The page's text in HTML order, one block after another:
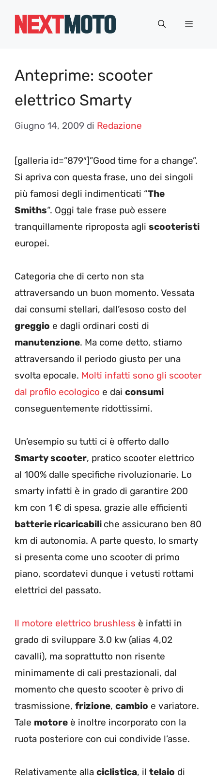
Menu
Anteprime: scooter
elettrico Smarty
Giugno 14, 2009 di Redazione
[galleria id=”879″]”Good time for a change”.
Si apriva con questa frase, uno dei singoli
più famosi degli indimenticati “The
Smiths“. Oggi tale frase può essere
tranquillamente riproposta agli scooteristi
europei.
Categoria che di certo non sta
attraversando un buon momento. Vessata
dai consumi stellari, dall’esoso costo del
greggio e dagli ordinari costi di
manutenzione. Ma come detto, stiamo
attraversando il periodo giusto per una
svolta epocale. Molti infatti sono gli scooter
dal profilo ecologico e dai consumi
conseguentemente ridottissimi.
Un’esempio su tutti ci è offerto dallo
Smarty scooter, pratico scooter elettrico
al 100% dalle specifiche rivoluzionarie. Lo
smarty infatti è in grado di garantire 200
km con 1 € di spesa, grazie alle efficienti
batterie ricaricabili che assicurano ben 80
km di autonomia. A parte questo, lo smarty
si presenta come uno scooter di primo
piano, scordatevi dunque i vetusti rottami
elettrici del passato.
Il motore elettrico brushless è infatti in
grado di sviluppare 3.0 kw (alias 4,02
cavalli), ma soprattutto non risente
minimamente di cali prestazionali, dal
momento che questo scooter è privo di
trasmissione, frizione, cambio e variatore.
Tale motore è inoltre incorporato con la
ruota posteriore con cui condivide l’asse.
Relativamente alla ciclistica, il telaio di